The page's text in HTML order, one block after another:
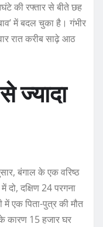
की रफ्तार से बीते छह
में बदल चुका है। गंभीर
रात करीब साढ़े आठ
ज्यादा
बंगाल के एक वरिष्ठ
दो, दक्षिण 24 परगना
में एक पिता-पुत्र की मौत
कारण 15 हजार घर